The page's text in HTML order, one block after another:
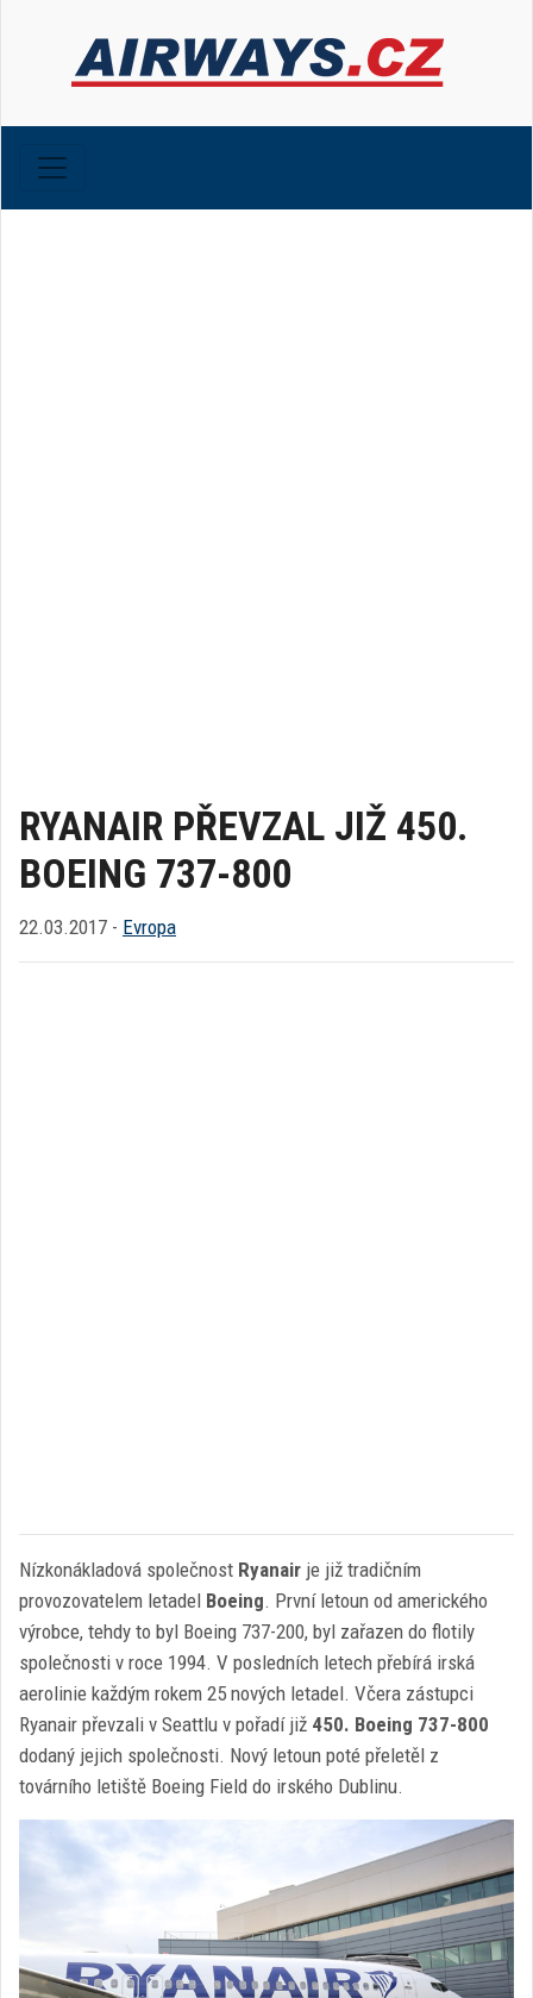
RYANAIR PŘEVZAL JIŽ 450.
BOEING 737-800
22.03.2017 - Evropa
Nízkonákladová společnost Ryanair je již tradičním
provozovatelem letadel Boeing. První letoun od amerického
výrobce, tehdy to byl Boeing 737-200, byl zařazen do flotily
společnosti v roce 1994. V posledních letech přebírá irská
aerolinie každým rokem 25 nových letadel. Včera zástupci
Ryanair převzali v Seattlu v pořadí již 450. Boeing 737-800
dodaný jejich společnosti. Nový letoun poté přeletěl z
továrního letiště Boeing Field do irského Dublinu.